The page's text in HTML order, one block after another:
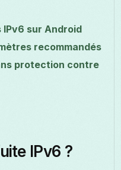
sur Android
recommandés
protection contre
IPv6 ?